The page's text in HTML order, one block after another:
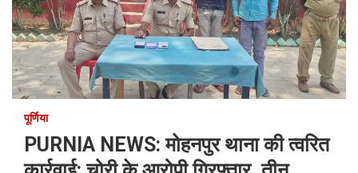
पूर्णिया
PURNIA NEWS: मोहनपुर थाना की त्वरित